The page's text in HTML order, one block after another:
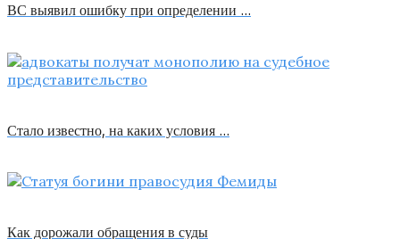
ВС выявил ошибку при определении …
Стало известно, на каких условия …
Как дорожали обращения в суды